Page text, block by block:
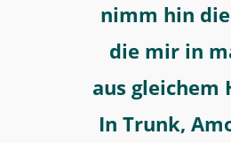
nimm hin
die mir in
aus gleichem
In Trunk,